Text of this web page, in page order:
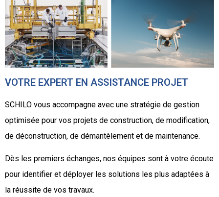
VOTRE EXPERT EN ASSISTANCE PROJET
SCHILO vous accompagne avec une stratégie de gestion
optimisée pour vos projets de construction, de modification,
de déconstruction, de démantèlement et de maintenance.
Dès les premiers échanges, nos équipes sont à votre écoute
pour identifier et déployer les solutions les plus adaptées à
la réussite de vos travaux.